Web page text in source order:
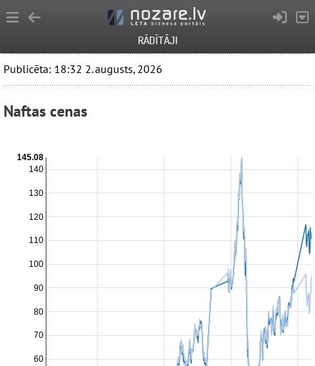
RĀDĪTĀJI
Publicēta: 18:32 2. augusts, 2026
Naftas cenas